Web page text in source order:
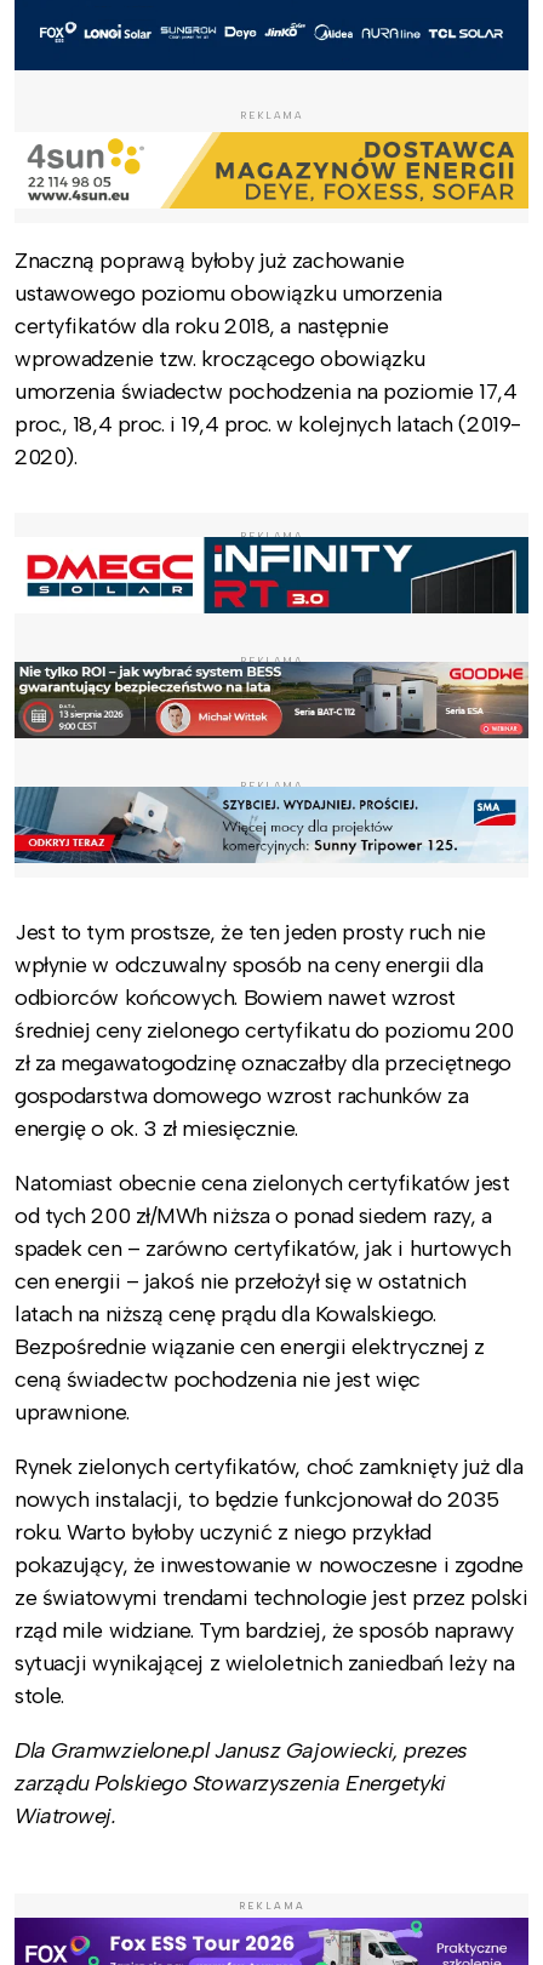
REKLAMA
Znaczną poprawą byłoby już zachowanie
ustawowego poziomu obowiązku umorzenia
certyfikatów dla roku 2018, a następnie
wprowadzenie tzw. kroczącego obowiązku
umorzenia świadectw pochodzenia na poziomie 17,4
proc., 18,4 proc. i 19,4 proc. w kolejnych latach (2019-
2020).
REKLAMA
REKLAMA
REKLAMA
Jest to tym prostsze, że ten jeden prosty ruch nie
wpłynie w odczuwalny sposób na ceny energii dla
odbiorców końcowych. Bowiem nawet wzrost
średniej ceny zielonego certyfikatu do poziomu 200
zł za megawatogodzinę oznaczałby dla przeciętnego
gospodarstwa domowego wzrost rachunków za
energię o ok. 3 zł miesięcznie.
Natomiast obecnie cena zielonych certyfikatów jest
od tych 200 zł/MWh niższa o ponad siedem razy, a
spadek cen – zarówno certyfikatów, jak i hurtowych
cen energii – jakoś nie przełożył się w ostatnich
latach na niższą cenę prądu dla Kowalskiego.
Bezpośrednie wiązanie cen energii elektrycznej z
ceną świadectw pochodzenia nie jest więc
uprawnione.
Rynek zielonych certyfikatów, choć zamknięty już dla
nowych instalacji, to będzie funkcjonował do 2035
roku. Warto byłoby uczynić z niego przykład
pokazujący, że inwestowanie w nowoczesne i zgodne
ze światowymi trendami technologie jest przez polski
rząd mile widziane. Tym bardziej, że sposób naprawy
sytuacji wynikającej z wieloletnich zaniedbań leży na
stole.
Dla Gramwzielone.pl Janusz Gajowiecki, prezes
zarządu Polskiego Stowarzyszenia Energetyki
Wiatrowej.
REKLAMA